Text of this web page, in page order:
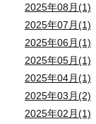
2025年08月(1)
2025年07月(1)
2025年06月(1)
2025年05月(1)
2025年04月(1)
2025年03月(2)
2025年02月(1)